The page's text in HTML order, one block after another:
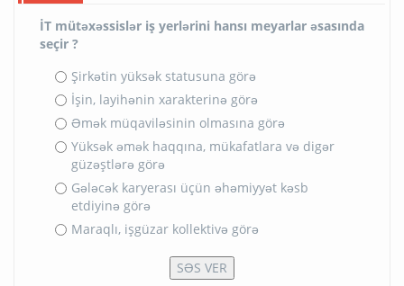
İT mütəxəssislər iş yerlərini hansı meyarlar əsasında
seçir ?
Şirkətin yüksək statusuna görə
İşin, layihənin xarakterinə görə
Əmək müqaviləsinin olmasına görə
Yüksək əmək haqqına, mükafatlara və digər
güzəştlərə görə
Gələcək karyerası üçün əhəmiyyət kəsb
etdiyinə görə
Maraqlı, işgüzar kollektivə görə